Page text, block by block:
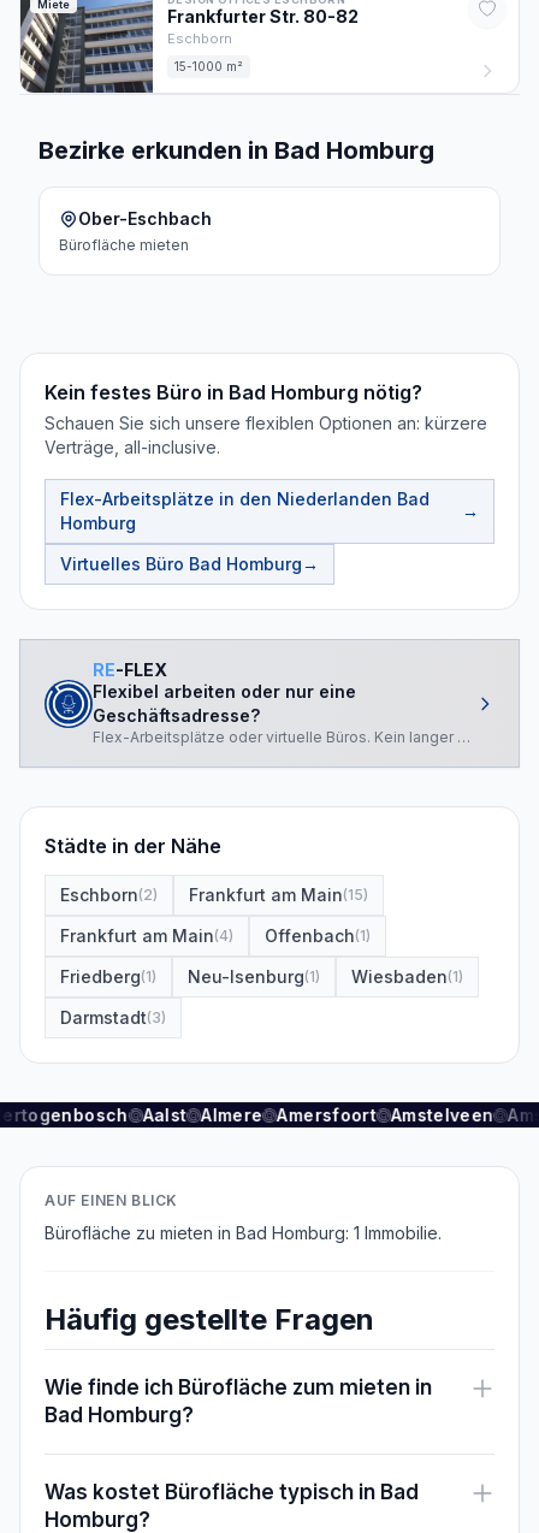
Miete
Frankfurter Str. 80-82
Eschborn
15-1000 m²
Bezirke erkunden in Bad Homburg
Ober-Eschbach
Bürofläche mieten
Kein festes Büro in Bad Homburg nötig?
Schauen Sie sich unsere flexiblen Optionen an: kürzere
Verträge, all-inclusive.
Flex-Arbeitsplätze in den Niederlanden Bad
Homburg
→
Virtuelles Büro Bad Homburg→
RE-FLEX
Flexibel arbeiten oder nur eine
Geschäftsadresse?
Flex-Arbeitsplätze oder virtuelle Büros. Kein langer Vertrag.
Städte in der Nähe
Eschborn(2) Frankfurt am Main(15)
Frankfurt am Main(4) Offenbach(1)
Friedberg(1) Neu-Isenburg(1) Wiesbaden(1)
Darmstadt(3)
Aalst Almere Amersfoort Amstelveen
AUF EINEN BLICK
Bürofläche zu mieten in Bad Homburg: 1 Immobilie.
Häufig gestellte Fragen
Wie finde ich Bürofläche zum mieten in
Bad Homburg?
Was kostet Bürofläche typisch in Bad
Homburg?